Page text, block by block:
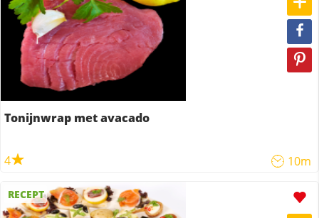
Tonijnwrap met avacado
4 10m
RECEPT